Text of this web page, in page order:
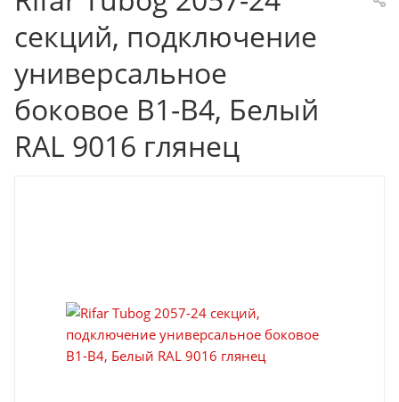
секций, подключение
универсальное
боковое B1-B4, Белый
RAL 9016 глянец